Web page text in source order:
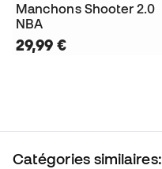
Manchons Shooter 2.0
NBA
29,99 €
Catégories similaires: